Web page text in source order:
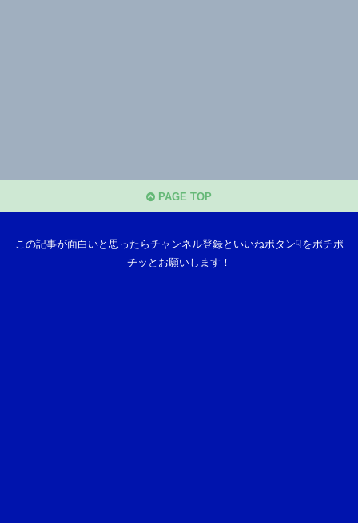
PAGE TOP
この記事が面白いと思ったらチャンネル登録といいねボタン☟をポチポ
チッとお願いします！